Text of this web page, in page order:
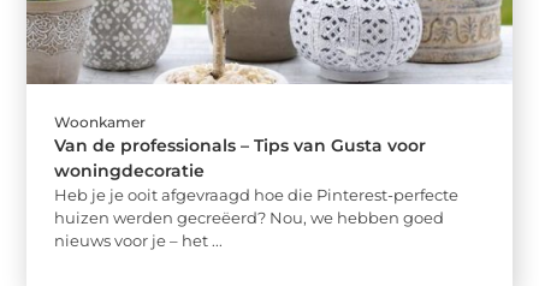
Woonkamer
Van de professionals – Tips van Gusta voor
woningdecoratie
Heb je je ooit afgevraagd hoe die Pinterest-perfecte
huizen werden gecreëerd? Nou, we hebben goed
nieuws voor je – het ...